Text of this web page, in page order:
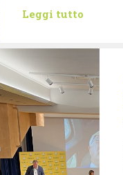
Leggi tutto